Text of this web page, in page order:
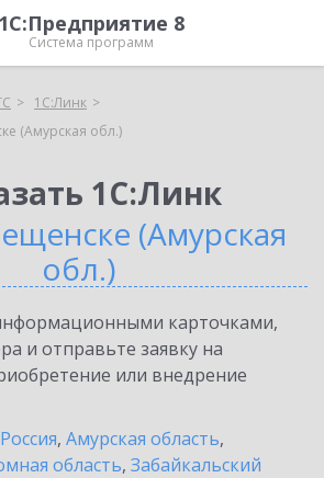
1С:Предприятие 8
Система программ
1С:Линк
(Амурская обл.)
1С:Линк
(Амурская
обл.)
карточками,
и отправьте заявку на
или внедрение
Россия, Амурская область,
область, Забайкальский